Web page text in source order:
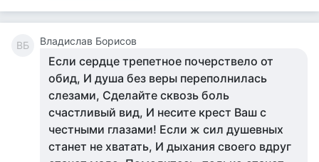
ВБ Владислав Борисов
Если сердце трепетное почерствело от
обид, И душа без веры переполнилась
слезами, Сделайте сквозь боль
счастливый вид, И несите крест Ваш с
честными глазами! Если ж сил душевных
станет не хватать, И дыхания своего вдруг